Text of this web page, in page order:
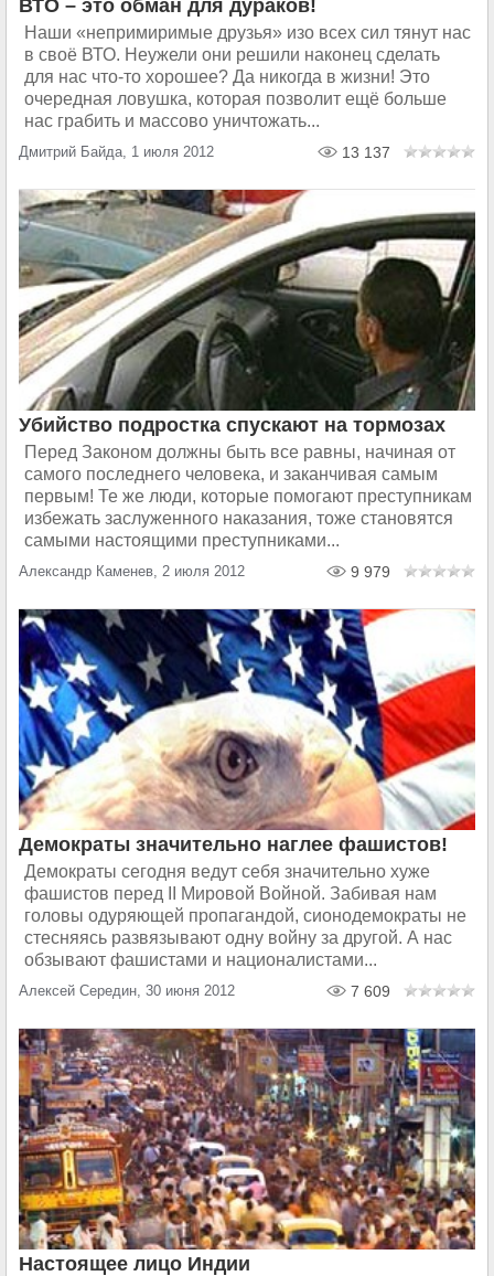
ВТО – это обман для дураков!
Наши «непримиримые друзья» изо всех сил тянут нас
в своё ВТО. Неужели они решили наконец сделать
для нас что-то хорошее? Да никогда в жизни! Это
очередная ловушка, которая позволит ещё больше
нас грабить и массово уничтожать...
Дмитрий Байда, 1 июля 2012 13 137
Убийство подростка спускают на тормозах
Перед Законом должны быть все равны, начиная от
самого последнего человека, и заканчивая самым
первым! Те же люди, которые помогают преступникам
избежать заслуженного наказания, тоже становятся
самыми настоящими преступниками...
Александр Каменев, 2 июля 2012 9 979
Демократы значительно наглее фашистов!
Демократы сегодня ведут себя значительно хуже
фашистов перед II Мировой Войной. Забивая нам
головы одуряющей пропагандой, сионодемократы не
стесняясь развязывают одну войну за другой. А нас
обзывают фашистами и националистами...
Алексей Середин, 30 июня 2012 7 609
Настоящее лицо Индии